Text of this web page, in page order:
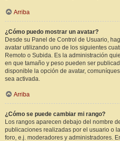
Arriba
¿Cómo puedo mostrar un avatar?
Desde su Panel de Control de Usuario,
avatar utilizando uno de los siguientes
Remoto o Subida. Es la administración
en que tamaño y peso pueden ser
disponible la opción de avatar,
sea activada.
Arriba
¿Cómo se puede cambiar mi rango?
Los rangos aparecen debajo del nombre
publicaciones realizadas por el usuario o
foro, e.j. moderadores y administradores.